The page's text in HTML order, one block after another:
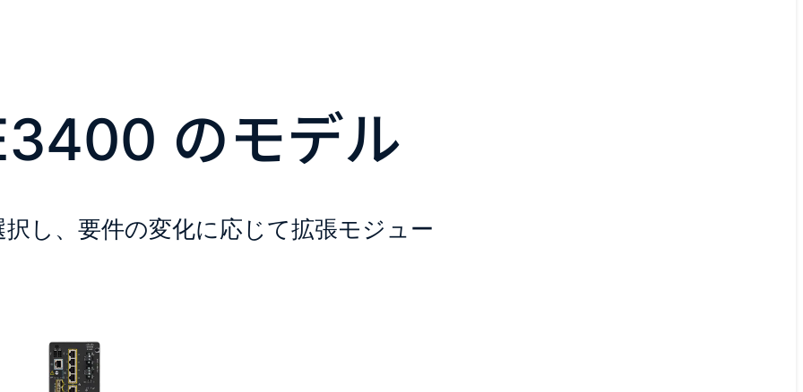
のモデル
し、要件の変化に応じて拡張モジュー